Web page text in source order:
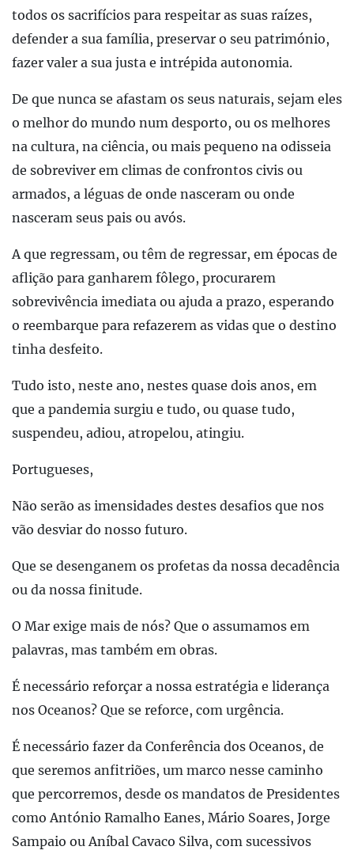
todos os sacrifícios para respeitar as suas raízes,
defender a sua família, preservar o seu património,
fazer valer a sua justa e intrépida autonomia.
De que nunca se afastam os seus naturais, sejam eles
o melhor do mundo num desporto, ou os melhores
na cultura, na ciência, ou mais pequeno na odisseia
de sobreviver em climas de confrontos civis ou
armados, a léguas de onde nasceram ou onde
nasceram seus pais ou avós.
A que regressam, ou têm de regressar, em épocas de
aflição para ganharem fôlego, procurarem
sobrevivência imediata ou ajuda a prazo, esperando
o reembarque para refazerem as vidas que o destino
tinha desfeito.
Tudo isto, neste ano, nestes quase dois anos, em
que a pandemia surgiu e tudo, ou quase tudo,
suspendeu, adiou, atropelou, atingiu.
Portugueses,
Não serão as imensidades destes desafios que nos
vão desviar do nosso futuro.
Que se desenganem os profetas da nossa decadência
ou da nossa finitude.
O Mar exige mais de nós? Que o assumamos em
palavras, mas também em obras.
É necessário reforçar a nossa estratégia e liderança
nos Oceanos? Que se reforce, com urgência.
É necessário fazer da Conferência dos Oceanos, de
que seremos anfitriões, um marco nesse caminho
que percorremos, desde os mandatos de Presidentes
como António Ramalho Eanes, Mário Soares, Jorge
Sampaio ou Aníbal Cavaco Silva, com sucessivos